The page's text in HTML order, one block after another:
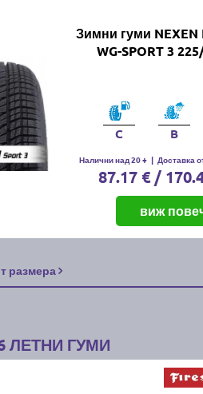
Зимни гуми NEXEN
WG-SPORT 3
C B
Налични над 20 + | Доставка
87.17 € /
виж
размера
ЛЕТНИ ГУМИ